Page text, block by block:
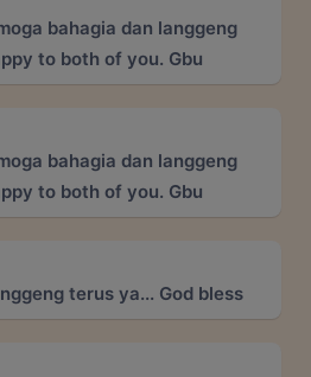
bahagia dan langgeng
to both of you. Gbu
bahagia dan langgeng
to both of you. Gbu
terus ya... God bless